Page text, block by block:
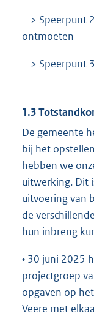
--> Speerpunt
ontmoeten
--> Speerpunt
1.3
De gemeente
bij het
hebben we
uitwerking. Dit
uitvoering van
de
hun inbreng
• 30 juni 2025
projectgroep
opgaven op
Veere met